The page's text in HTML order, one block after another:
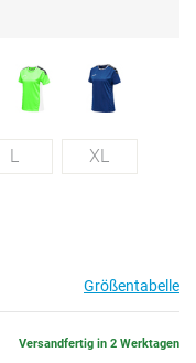
L XL
Größentabelle
Versandfertig in 2 Werktagen